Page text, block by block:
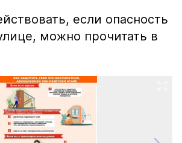
если опасность
можно прочитать в